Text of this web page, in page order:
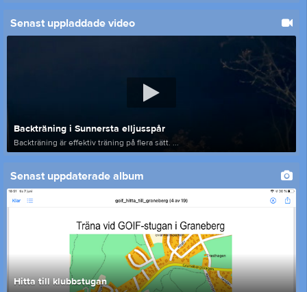
Senast uppladdade video
Backträning i Sunnersta elljusspår
Backträning är effektiv träning på flera sätt. ...
Senast uppdaterade album
Hitta till klubbstugan